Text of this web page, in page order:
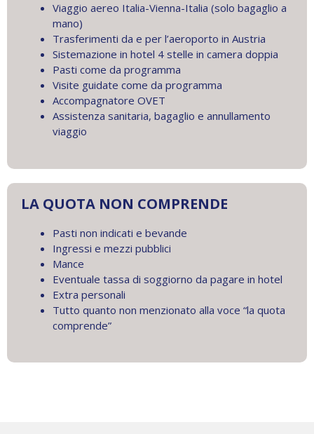
Viaggio aereo Italia-Vienna-Italia (solo bagaglio a
mano)
Trasferimenti da e per l’aeroporto in Austria
Sistemazione in hotel 4 stelle in camera doppia
Pasti come da programma
Visite guidate come da programma
Accompagnatore OVET
Assistenza sanitaria, bagaglio e annullamento
viaggio
LA QUOTA NON COMPRENDE
Pasti non indicati e bevande
Ingressi e mezzi pubblici
Mance
Eventuale tassa di soggiorno da pagare in hotel
Extra personali
Tutto quanto non menzionato alla voce “la quota
comprende”